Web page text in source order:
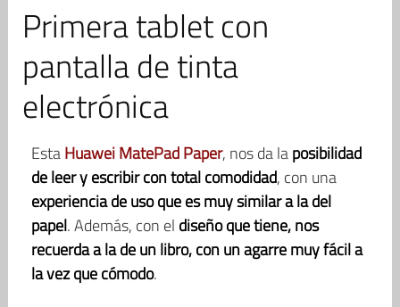
Primera tablet con
pantalla de tinta
electrónica
EstaHuawei MatePad Paper, nos da laposibilidad
de leer y escribir con total comodidad, con una
experiencia de uso que es muy similar a la del
papel. Además, con el diseño que tiene, nos
recuerda a la de un libro, con un agarre muy fácil a
la vez que cómodo.